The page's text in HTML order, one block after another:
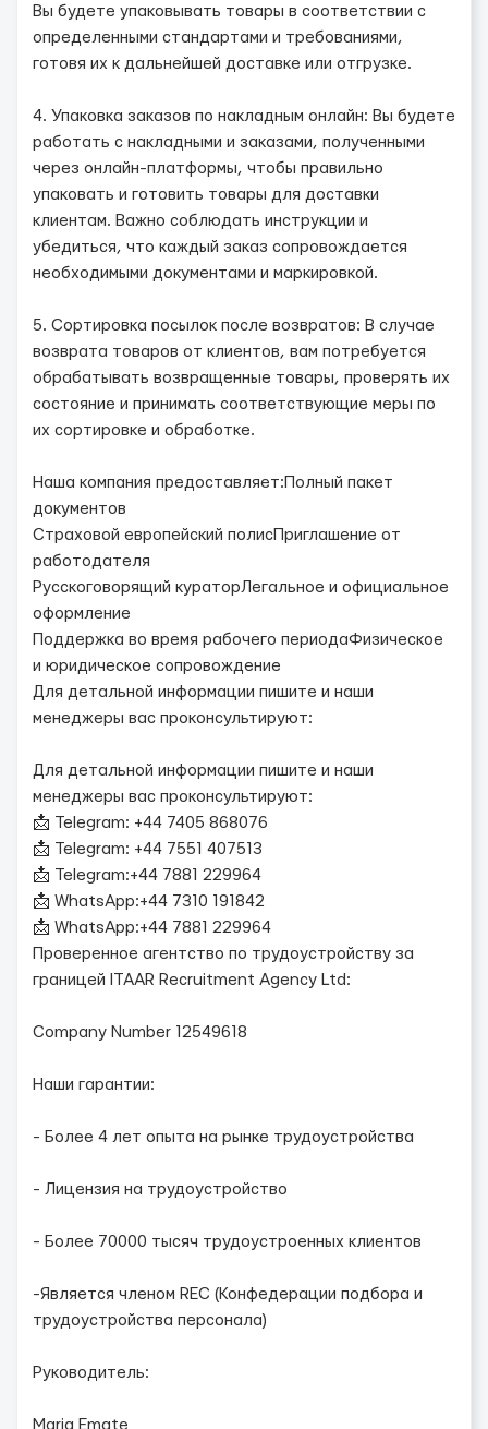
Вы будете упаковывать товары в соответствии с
определенными стандартами и требованиями,
готовя их к дальнейшей доставке или отгрузке.
4. Упаковка заказов по накладным онлайн: Вы будете
работать с накладными и заказами, полученными
через онлайн-платформы, чтобы правильно
упаковать и готовить товары для доставки
клиентам. Важно соблюдать инструкции и
убедиться, что каждый заказ сопровождается
необходимыми документами и маркировкой.
5. Сортировка посылок после возвратов: В случае
возврата товаров от клиентов, вам потребуется
обрабатывать возвращенные товары, проверять их
состояние и принимать соответствующие меры по
их сортировке и обработке.
Наша компания предоставляет:Полный пакет
документов
Страховой европейский полисПриглашение от
работодателя
Русскоговорящий кураторЛегальное и официальное
оформление
Поддержка во время рабочего периодаФизическое
и юридическое сопровождение
Для детальной информации пишите и наши
менеджеры вас проконсультируют:
Для детальной информации пишите и наши
менеджеры вас проконсультируют:
📩 Telegram: +44 7405 868076
📩 Telegram: +44 7551 407513
📩 Telegram:+44 7881 229964
📩 WhatsApp:+44 7310 191842
📩 WhatsApp:+44 7881 229964
Проверенное агентство по трудоустройству за
границей ITAAR Recruitment Agency Ltd:
Company Number 12549618
Наши гарантии:
- Более 4 лет опыта на рынке трудоустройства
- Лицензия на трудоустройство
- Более 70000 тысяч трудоустроенных клиентов
-Является членом REC (Конфедерации подбора и
трудоустройства персонала)
Руководитель:
Maria Emate